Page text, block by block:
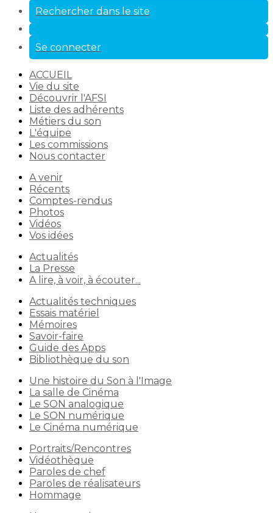
Rechercher dans le site
Se connecter
ACCUEIL
Vie du site
Découvrir l'AFSI
Liste des adhérents
Métiers du son
L'équipe
Les commissions
Nous contacter
A venir
Récents
Comptes-rendus
Photos
Vidéos
Vos idées
Actualités
La Presse
A lire, à voir, à écouter...
Actualités techniques
Essais matériel
Mémoires
Savoir-faire
Guide des Apps
Bibliothèque du son
Une histoire du Son à l'Image
La salle de Cinéma
Le SON analogique
Le SON numérique
Le Cinéma numérique
Portraits/Rencontres
Vidéothèque
Paroles de chef
Paroles de réalisateurs
Hommage